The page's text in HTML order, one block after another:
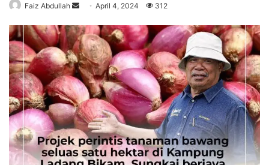
Faiz Abdullah
n
d
a
n
e
m
a
i
l
April 4, 2024 312